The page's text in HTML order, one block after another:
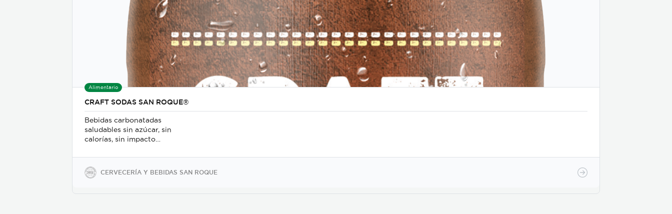
Alimentario
CRAFT SODAS SAN ROQUE®
Bebidas carbonatadas
saludables sin azúcar, sin
calorías, sin impacto
sodio y soya, keto-friendly y
veganas en presentaciones
de 350ml en vidrio, 500ml y
CERVECERÍA Y BEBIDAS SAN ROQUE